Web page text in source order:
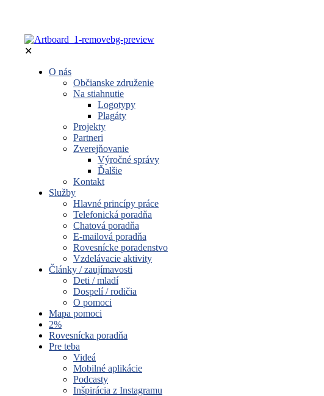
✕
O nás
Občianske združenie
Na stiahnutie
Logotypy
Plagáty
Projekty
Partneri
Zverejňovanie
Výročné správy
Ďalšie
Kontakt
Služby
Hlavné princípy práce
Telefonická poradňa
Chatová poradňa
E-mailová poradňa
Rovesnícke poradenstvo
Vzdelávacie aktivity
Články / zaujímavosti
Deti / mladí
Dospelí / rodičia
O pomoci
Mapa pomoci
2%
Rovesnícka poradňa
Pre teba
Videá
Mobilné aplikácie
Podcasty
Inšpirácia z Instagramu